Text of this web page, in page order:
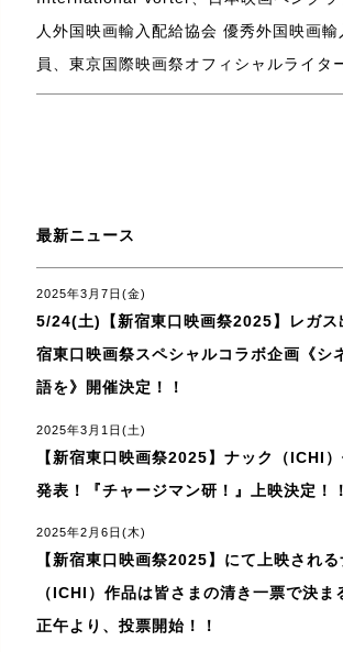
人外国映画輸入配給協会 優秀外国映画輸
員、東京国際映画祭オフィシャルライタ
最新ニュース
2025年3月7日(金)
5/24(土)【新宿東口映画祭2025】レガス
宿東口映画祭スペシャルコラボ企画《シ
語を》開催決定！！
2025年3月1日(土)
【新宿東口映画祭2025】ナック（ICHI
発表！『チャージマン研！』上映決定！！
2025年2月6日(木)
【新宿東口映画祭2025】にて上映される
（ICHI）作品は皆さまの清き一票で決
正午より、投票開始！！